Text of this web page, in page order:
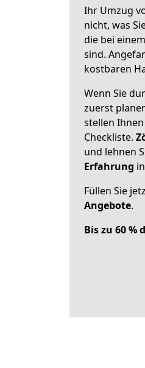
Ihr Umzug
nicht, was
die bei
sind.
kostbaren
Wenn Sie
zuerst
stellen Ihnen
Checkliste.
und lehnen
Erfahrung
Füllen Sie
Angebote.
Bis zu 60 %